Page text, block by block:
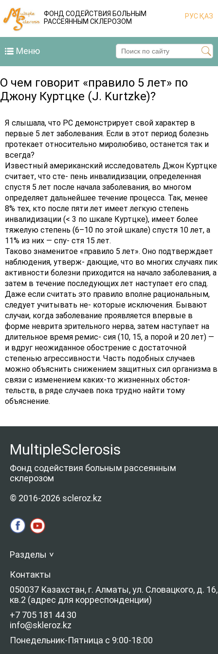
ФОНД СОДЕЙСТВИЯ БОЛЬНЫМ
РАССЕЯННЫМ СКЛЕРОЗОМ
РУСҚАЗ
Меню
О чем говорит «правило 5 лет» по
Джону Куртцке (J. Kurtzke)?
Я слышала, что РС демонстрирует свой характер в
первые 5 лет заболевания. Если в этот период болезнь
протекает относительно миролюбиво, останется так и
всегда?
Известный американский исследователь Джон Куртцке
считает, что сте- пень инвалидизации, определенная
спустя 5 лет после начала заболевания, во многом
определяет дальнейшее течение процесса. Так, менее
8% тех, кто после пяти лет имеет легкую степень
инвалидизации (< 3 по шкале Куртцке), имеет более
тяжелую степень (6–10 по этой шкале) спустя 10 лет, а
11% из них — спу- стя 15 лет.
Таково знаменитое «правило 5 лет». Оно подтверждает
наблюдения, утверж- дающие, что во многих случаях пик
активности болезни приходится на начало заболевания, а
затем в течение последующих лет наступает его спад.
Даже если считать это правило вполне рациональным,
следует учитывать не- которые исключения. Бывают
случаи, когда заболевание проявляется впервые в
форме неврита зрительного нерва, затем наступает на
длительное время ремис- сия (10, 15, а порой и 20 лет) —
и вдруг неожиданное обострение с достаточной
степенью агрессивности. Часть подобных случаев
можно объяснить снижением защитных сил организма в
связи с изменением каких-то жизненных обстоя-
тельств, в ряде случаев пока трудно найти тому
объяснение.
MultipleSclerosis
Фонд содействия больным рассеянным
склерозом
© 2016-2026 scleroz.kz
Разделы >
Контакты
050037 Казахстан, г. Алматы, ул. Словацкого, д. 16,
кв.2 (адрес для корреспонденции)
+7 705 181 44 30
info@skleroz.kz
Понедельник-Пятница с 9:00-18:00